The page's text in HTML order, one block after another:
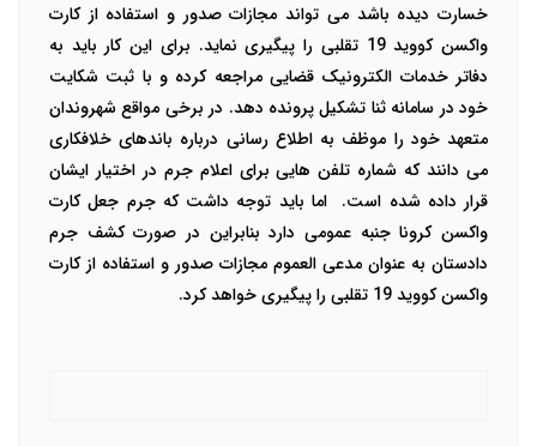
خسارت دیده باشد می تواند مجازات صدور و استفاده از کارت
واکسن کووید 19 تقلبی را پیگیری نماید. برای این کار باید به
دفاتر خدمات الکترونیک قضایی مراجعه کرده و با ثبت شکایت
خود در سامانه ثنا تشکیل پرونده دهد. در برخی مواقع شهروندان
متعهد خود را موظف به اطلاع رسانی درباره باندهای خلافکاری
می دانند که شماره تلفن هایی برای اعلام جرم در اختیار ایشان
قرار داده شده است. اما باید توجه داشت که جرم جعل کارت
واکسن کرونا جنبه عمومی دارد بنابراین در صورت کشف جرم
دادستان به عنوان مدعی العموم مجازات صدور و استفاده از کارت
واکسن کووید 19 تقلبی را پیگیری خواهد کرد.